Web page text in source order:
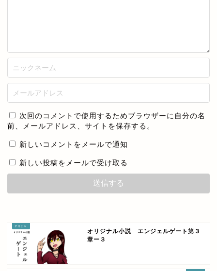
次回のコメントで使用するためブラウザーに自分の名
前、メールアドレス、サイトを保存する。
新しいコメントをメールで通知
新しい投稿をメールで受け取る
オリジナル小説 エンジェルゲート第３
章ー３